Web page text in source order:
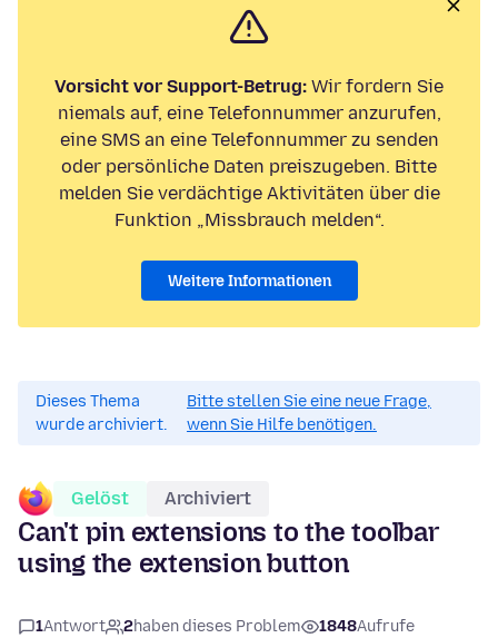
Vorsicht vor Support-Betrug: Wir fordern Sie
niemals auf, eine Telefonnummer anzurufen,
eine SMS an eine Telefonnummer zu senden
oder persönliche Daten preiszugeben. Bitte
melden Sie verdächtige Aktivitäten über die
Funktion „Missbrauch melden“.
Weitere Informationen
Dieses Thema
wurde archiviert.
Bitte stellen Sie eine neue Frage,
wenn Sie Hilfe benötigen.
Gelöst Archiviert
Can't pin extensions to the toolbar
using the extension button
1Antwort 2haben dieses Problem 1848Aufrufe